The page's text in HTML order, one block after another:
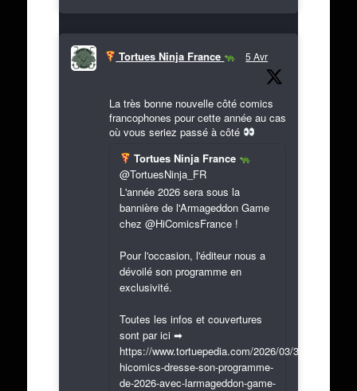
Tortues Ninja France 5 Avr
La très bonne nouvelle côté comics
francophones pour cette année au cas
où vous seriez passé à côté
Tortues Ninja France
@TortuesNinja_FR
L'année 2026 sera sous la
bannière de l'Armageddon Game
chez @HiComicsFrance !
Pour l'occasion, l'éditeur nous a
dévoilé son programme en
exclusivité.
Toutes les infos et couvertures
sont par ici ➡
https://www.tortuepedia.com/2026/03/31/exclusif-
hicomics-dresse-son-programme-
de-2026-avec-larmageddon-game-